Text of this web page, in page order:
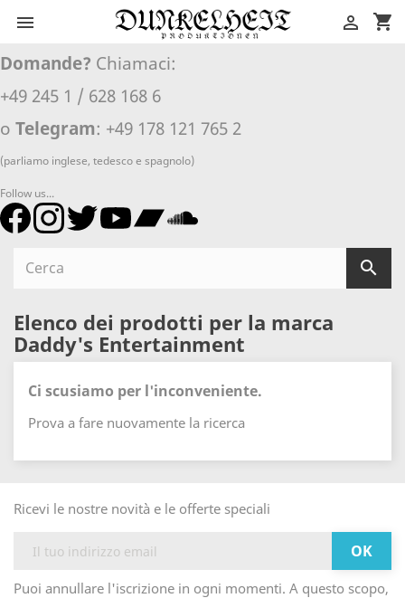
 shopping_cart

Domande? Chiamaci:
+49 245 1 / 628 168 6
o Telegram: +49 178 121 765 2
(parliamo inglese, tedesco e spagnolo)
Follow us...

Elenco dei prodotti per la marca
Daddy's Entertainment
Ci scusiamo per l'inconveniente.
Prova a fare nuovamente la ricerca
Ricevi le nostre novità e le offerte speciali
Puoi annullare l'iscrizione in ogni momenti. A questo scopo,